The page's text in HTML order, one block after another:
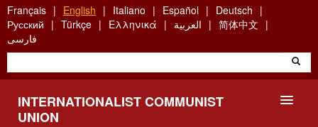
Skip
to
main
content
Français English Italiano Español
Deutsch
Русский
Türkçe Ελληνικά العربية
简体中文
فارسی
INTERNATIONALIST COMMUNIST
UNION